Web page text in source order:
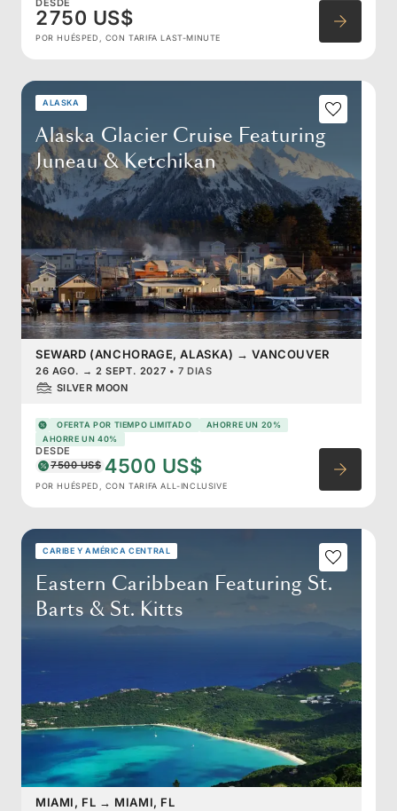
2750 US$
POR HUÉSPED, CON TARIFA LAST-MINUTE
ALASKA
Alaska Glacier Cruise Featuring
Juneau & Ketchikan
SEWARD (ANCHORAGE, ALASKA) → VANCOUVER
26 AGO. → 2 SEPT. 2027 •7 DIAS
SILVER MOON
OFERTA POR TIEMPO LIMITADO
AHORRE UN 20%
AHORRE UN 40%
DESDE
7500 US$ 4500 US$
POR HUÉSPED, CON TARIFA ALL-INCLUSIVE
CARIBE Y AMÉRICA CENTRAL
Eastern Caribbean Featuring St.
Barts & St. Kitts
MIAMI, FL → MIAMI, FL